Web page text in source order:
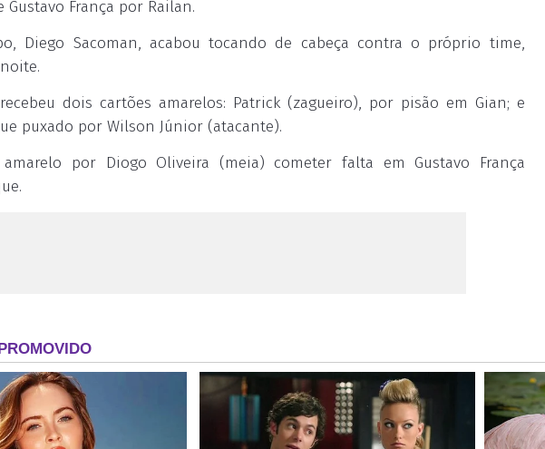
Gustavo França por Railan.
Diego Sacoman, acabou tocando de cabeça contra o próprio time,
dois cartões amarelos: Patrick (zagueiro), por pisão em Gian; e
puxado por Wilson Júnior (atacante).
por Diogo Oliveira (meia) cometer falta em Gustavo França